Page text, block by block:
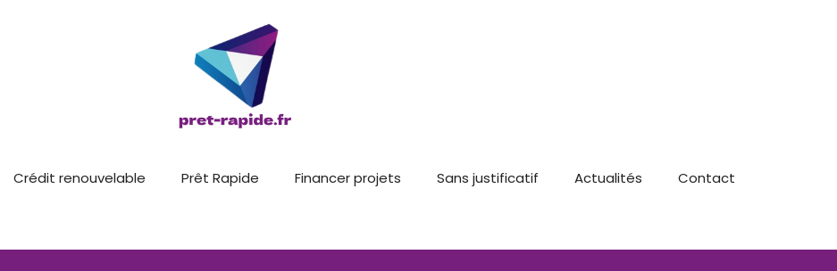
Crédit renouvelable Prêt Rapide Financer projets Sans justificatif Actualités Contact